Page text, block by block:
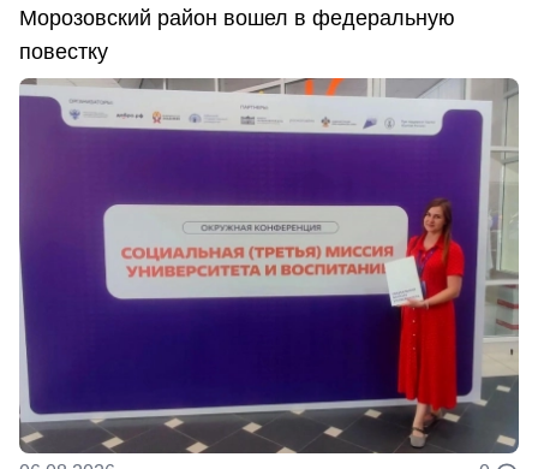
Морозовский район вошел в федеральную
повестку